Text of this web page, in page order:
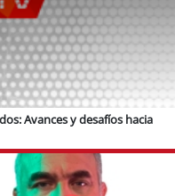
Avances y desafíos hacia